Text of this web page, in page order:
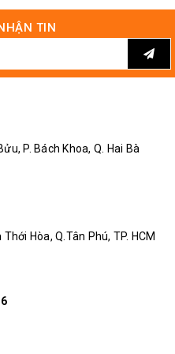
3A đối xứng 15V
biến áp 3A đối xứng 15V
TIN
P. Bách Khoa, Q. Hai Bà
Hòa, Q.Tân Phú, TP. HCM